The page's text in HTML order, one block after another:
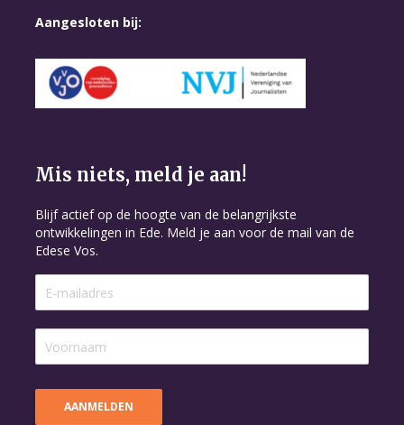
Aangesloten bij:
Mis niets, meld je aan!
Blijf actief op de hoogte van de belangrijkste
ontwikkelingen in Ede. Meld je aan voor de mail van de
Edese Vos.